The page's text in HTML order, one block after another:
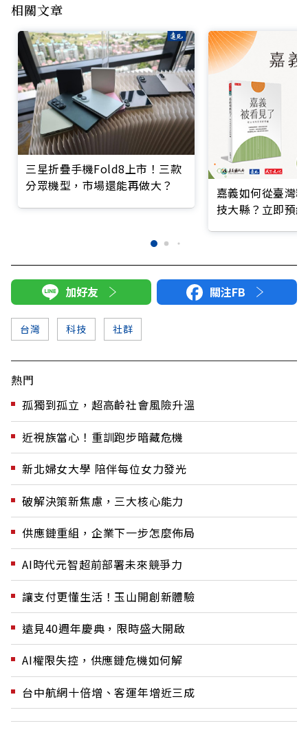
相關文章
三星折疊手機Fold8上市！三款
分眾機型，市場還能再做大？
嘉義如何從臺灣
技大縣？立即預
加好友 關注FB
台灣 科技 社群
熱門
孤獨到孤立，超高齡社會風險升溫
近視族當心！重訓跑步暗藏危機
新北婦女大學 陪伴每位女力發光
破解決策新焦慮，三大核心能力
供應鏈重組，企業下一步怎麼佈局
AI時代元智超前部署未來競爭力
讓支付更懂生活！玉山開創新體驗
遠見40週年慶典，限時盛大開啟
AI權限失控，供應鏈危機如何解
台中航網十倍增、客運年增近三成